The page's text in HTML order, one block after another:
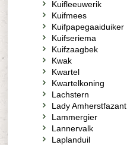
Kuifleeuwerik
Kuifmees
Kuifpapegaaiduiker
Kuifseriema
Kuifzaagbek
Kwak
Kwartel
Kwartelkoning
Lachstern
Lady Amherstfazant
Lammergier
Lannervalk
Laplanduil